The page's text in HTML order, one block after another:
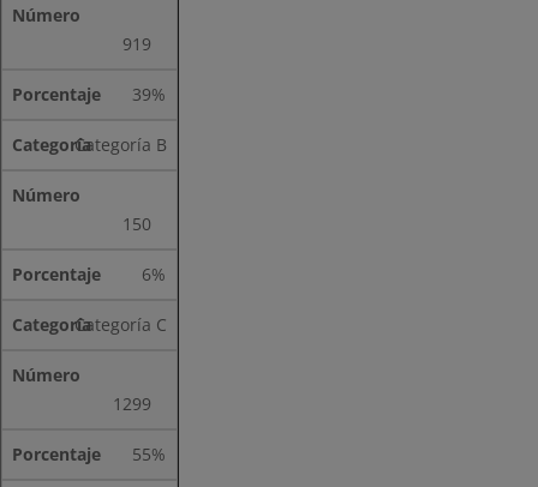
919
39%
Categoría B
150
6%
Categoría C
1299
55%